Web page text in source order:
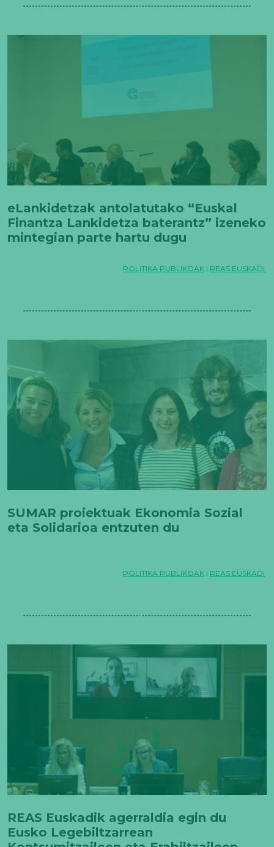
eLankidetzak antolatutako “Euskal
Finantza Lankidetza baterantz” izeneko
mintegian parte hartu dugu
POLITIKA PUBLIKOAK | REAS EUSKADI
SUMAR proiektuak Ekonomia Sozial
eta Solidarioa entzuten du
POLITIKA PUBLIKOAK | REAS EUSKADI
REAS Euskadik agerraldia egin du
Eusko Legebiltzarrean